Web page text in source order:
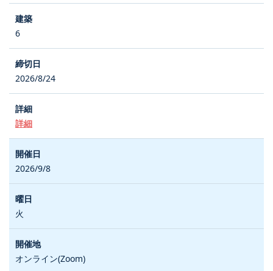
6
2026/8/24
詳細
2026/9/8
火
オンライン(Zoom)